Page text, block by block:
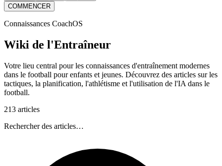
COMMENCER
Connaissances CoachOS
Wiki de l'Entraîneur
Votre lieu central pour les connaissances d'entraînement modernes
dans le football pour enfants et jeunes. Découvrez des articles sur les
tactiques, la planification, l'athlétisme et l'utilisation de l'IA dans le
football.
213 articles
Rechercher des articles…